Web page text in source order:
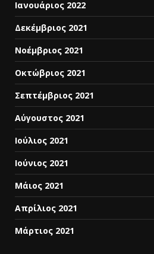
Ιανουάριος 2022
Δεκέμβριος 2021
Νοέμβριος 2021
Οκτώβριος 2021
Σεπτέμβριος 2021
Αύγουστος 2021
Ιούλιος 2021
Ιούνιος 2021
Μάιος 2021
Απρίλιος 2021
Μάρτιος 2021